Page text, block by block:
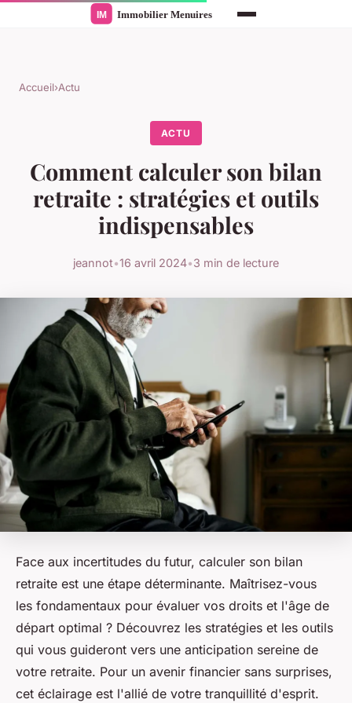
Accueil›Actu
ACTU
Comment calculer son bilan
retraite : stratégies et outils
indispensables
jeannot•16 avril 2024•3 min de lecture
Face aux incertitudes du futur, calculer son bilan
retraite est une étape déterminante. Maîtrisez-vous
les fondamentaux pour évaluer vos droits et l'âge de
départ optimal ? Découvrez les stratégies et les outils
qui vous guideront vers une anticipation sereine de
votre retraite. Pour un avenir financier sans surprises,
cet éclairage est l'allié de votre tranquillité d'esprit.